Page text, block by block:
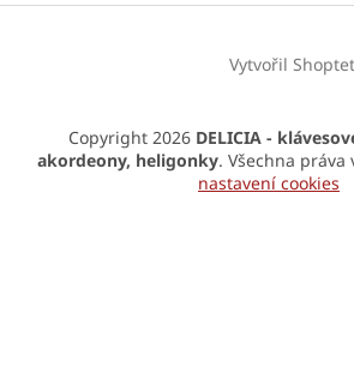
Vytvořil Shoptet
Copyright 2026 DELICIA -
akordeony, heligonky. Všechna práva
nastavení cookies